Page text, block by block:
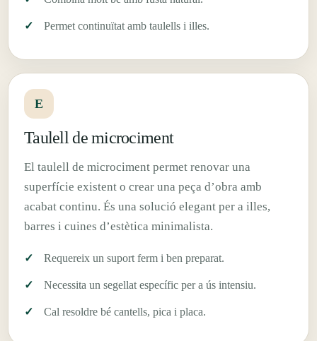
Permet continuïtat amb taulells i illes.
E
Taulell de microciment
El taulell de microciment permet renovar una
superfície existent o crear una peça d’obra amb
acabat continu. És una solució elegant per a illes,
barres i cuines d’estètica minimalista.
Requereix un suport ferm i ben preparat.
Necessita un segellat específic per a ús intensiu.
Cal resoldre bé cantells, pica i placa.